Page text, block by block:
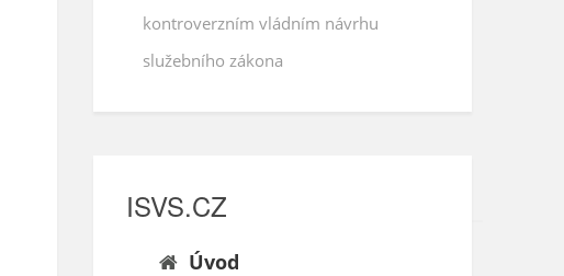
kontroverzním vládním návrhu
služebního zákona
ISVS.CZ
Úvod